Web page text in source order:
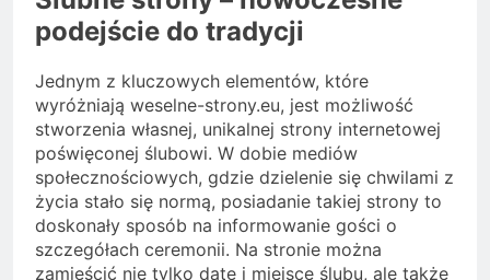
podejście do tradycji
Jednym z kluczowych elementów, które
wyróżniają weselne-strony.eu, jest możliwość
stworzenia własnej, unikalnej strony internetowej
poświęconej ślubowi. W dobie mediów
społecznościowych, gdzie dzielenie się chwilami z
życia stało się normą, posiadanie takiej strony to
doskonały sposób na informowanie gości o
szczegółach ceremonii. Na stronie można
zamieścić nie tylko datę i miejsce ślubu, ale także